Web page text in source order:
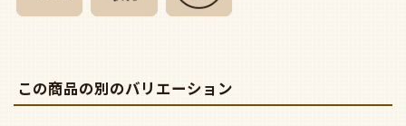
この商品の別のバリエーション